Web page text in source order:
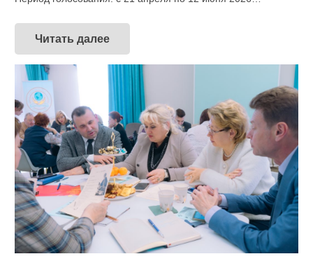
Читать далее